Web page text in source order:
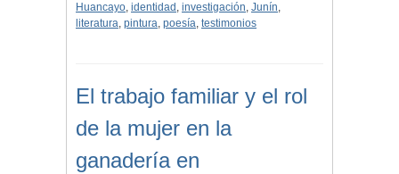
Huancayo, identidad , investigación, Junín,
literatura, pintura, poesía, testimonios
El trabajo familiar y el rol
de la mujer en la
ganadería en